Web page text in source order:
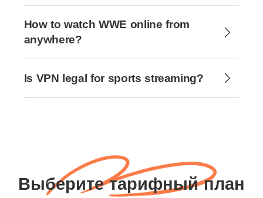
How to watch WWE online from
anywhere?
Is VPN legal for sports streaming?
Выберите тарифный план